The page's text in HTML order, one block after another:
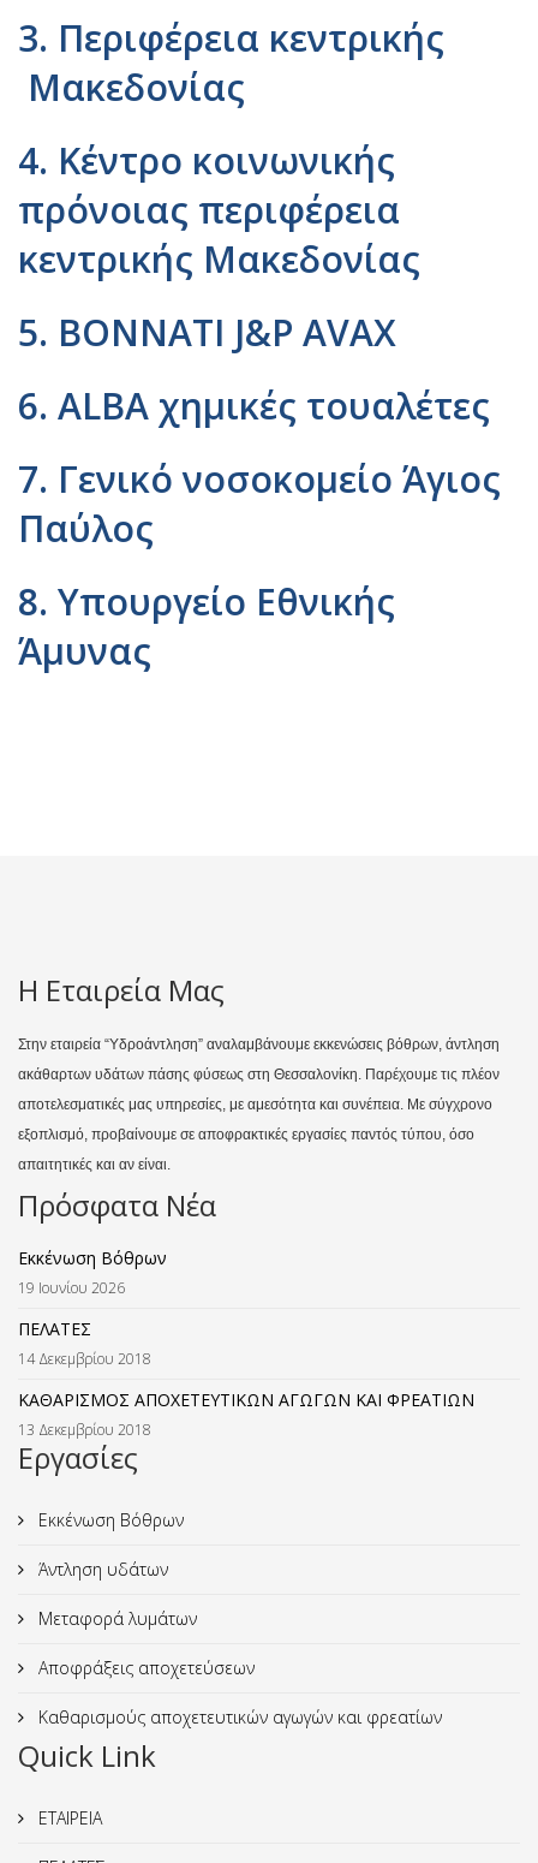
3. Περιφέρεια κεντρικής
Μακεδονίας
4. Κέντρο κοινωνικής
πρόνοιας περιφέρεια
κεντρικής Μακεδονίας
5. BONNATI J&P AVAX
6. ALBA χημικές τουαλέτες
7. Γενικό νοσοκομείο Άγιος
Παύλος
8. Υπουργείο Εθνικής
Άμυνας
Η Εταιρεία Μας
Στην εταιρεία “Υδροάντληση” αναλαμβάνουμε εκκενώσεις βόθρων, άντληση
ακάθαρτων υδάτων πάσης φύσεως στη Θεσσαλονίκη. Παρέχουμε τις πλέον
αποτελεσματικές μας υπηρεσίες, με αμεσότητα και συνέπεια. Με σύγχρονο
εξοπλισμό, προβαίνουμε σε αποφρακτικές εργασίες παντός τύπου, όσο
απαιτητικές και αν είναι.
Πρόσφατα Νέα
Εκκένωση Βόθρων
19 Ιουνίου 2026
ΠΕΛΑΤΕΣ
14 Δεκεμβρίου 2018
ΚΑΘΑΡΙΣΜΟΣ ΑΠΟΧΕΤΕΥΤΙΚΩΝ ΑΓΩΓΩΝ ΚΑΙ ΦΡΕΑΤΙΩΝ
13 Δεκεμβρίου 2018
Εργασίες
Εκκένωση Βόθρων
Άντληση υδάτων
Μεταφορά λυμάτων
Αποφράξεις αποχετεύσεων
Καθαρισμούς αποχετευτικών αγωγών και φρεατίων
Quick Link
ΕΤΑΙΡΕΙΑ